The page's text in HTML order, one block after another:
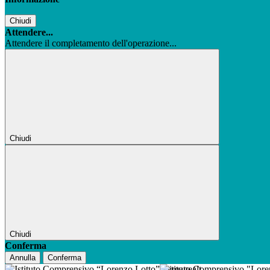
Chiudi
Attendere...
Attendere il completamento dell'operazione...
Chiudi
Chiudi
Conferma
Annulla Conferma